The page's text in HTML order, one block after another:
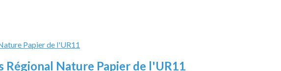
Régional Nature Papier de l'UR11